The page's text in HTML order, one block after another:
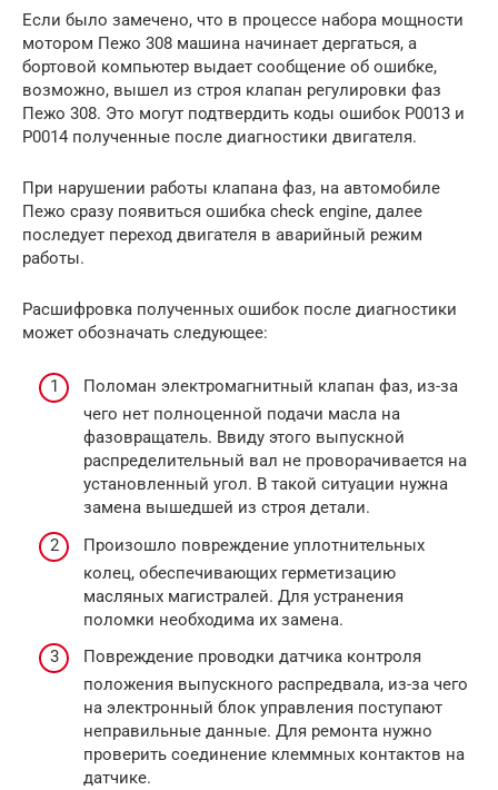
Если было замечено, что в процессе набора мощности
мотором Пежо 308 машина начинает дергаться, а
бортовой компьютер выдает сообщение об ошибке,
возможно, вышел из строя клапан регулировки фаз
Пежо 308. Это могут подтвердить коды ошибок Р0013 и
Р0014 полученные после диагностики двигателя.
При нарушении работы клапана фаз, на автомобиле
Пежо сразу появиться ошибка check engine, далее
последует переход двигателя в аварийный режим
работы.
Расшифровка полученных ошибок после диагностики
может обозначать следующее:
Поломан электромагнитный клапан фаз, из-за
чего нет полноценной подачи масла на
фазовращатель. Ввиду этого выпускной
распределительный вал не проворачивается на
установленный угол. В такой ситуации нужна
замена вышедшей из строя детали.
Произошло повреждение уплотнительных
колец, обеспечивающих герметизацию
масляных магистралей. Для устранения
поломки необходима их замена.
Повреждение проводки датчика контроля
положения выпускного распредвала, из-за чего
на электронный блок управления поступают
неправильные данные. Для ремонта нужно
проверить соединение клеммных контактов на
датчике.